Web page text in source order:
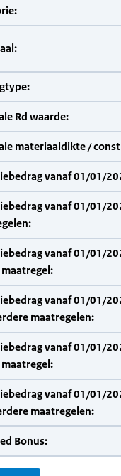
Rd waarde:
materiaaldikte /
vanaf 01/01/
vanaf 01/01/
vanaf 01/01/
vanaf 01/01/
maatregelen:
vanaf 01/01/
vanaf 01/01/
maatregelen:
Bonus: